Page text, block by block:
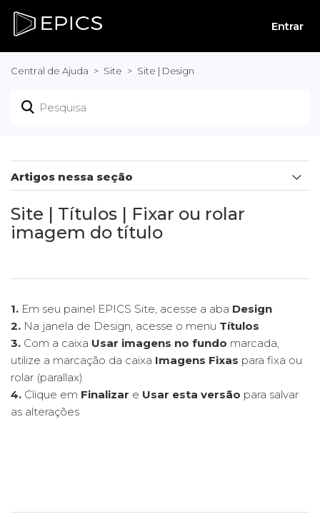
Entrar
Central de Ajuda Site Site | Design
Artigos nessa seção
Site | Design | Como alterar cor do box de WhatsApp
Site | Home | Video na home em tela cheia (mobile)
Site | Contato | Como exibir mapa de localização
Site | Primeira Página | Tempo de transição do Slide
Site | Títulos | Fixar ou rolar imagem do título
Site | Galerias | Como adicionar Overlay nas galerias
Site | Design | Como restaurar versão do Design
Site | Títulos | Fixar ou rolar
imagem do título
1. Em seu painel EPICS Site, acesse a aba Design
2. Na janela de Design, acesse o menu Títulos
3. Com a caixa Usar imagens no fundo marcada,
utilize a marcação da caixa Imagens Fixas para fixa ou
rolar (parallax)
4. Clique em Finalizar e Usar esta versão para salvar
as alterações